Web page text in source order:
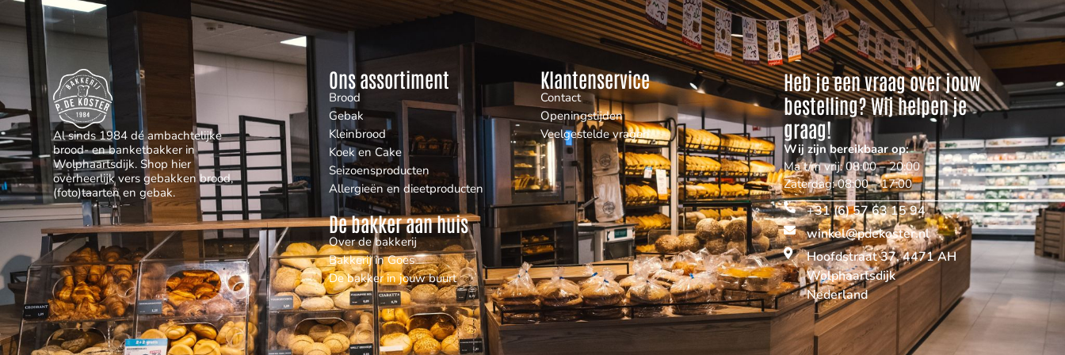
Al sinds 1984 dé ambachtelijke
brood- en banketbakker in
Wolphaartsdijk. Shop hier
overheerlijk vers gebakken brood,
(foto)taarten en gebak.
Ons assortiment
Brood
Gebak
Kleinbrood
Koek en Cake
Seizoensproducten
Allergieën en dieetproducten
De bakker aan huis
Over de bakkerij
Bakkerij in Goes
De bakker in jouw buurt
Klantenservice
Contact
Openingstijden
Veelgestelde vragen
Heb je een vraag over jouw
bestelling? Wij helpen je
graag!
Wij zijn bereikbaar op:
Ma t/m vrij: 08:00 – 20:00
Zaterdag: 08:00 – 17:00
+31 (6) 57 63 15 94
winkel@pdekoster.nl
Hoofdstraat 37, 4471 AH
Wolphaartsdijk
Nederland